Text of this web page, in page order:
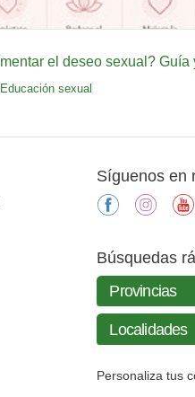
el deseo sexual? Guía
Educación sexual
Síguenos en
facebook
Búsquedas
Personaliza tus